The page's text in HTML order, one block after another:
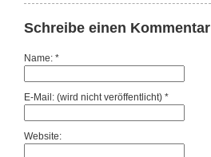
Schreibe einen Kommentar
Name: *
E-Mail: (wird nicht veröffentlicht) *
Website: